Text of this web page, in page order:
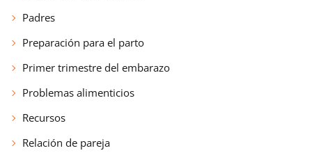
Padres
Preparación para el parto
Primer trimestre del embarazo
Problemas alimenticios
Recursos
Relación de pareja